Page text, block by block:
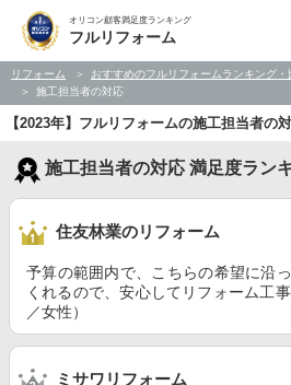
オリコン顧客満足度ランキング
フルリフォーム
リフォーム おすすめのフルリフォームランキング・
施工担当者の対応
【2023年】フルリフォームの施工担当者の
施工担当者の対応 満足度ラン
住友林業のリフォーム
予算の範囲内で、こちらの希望に沿
くれるので、安心してリフォーム工
／女性）
ミサワリフォーム